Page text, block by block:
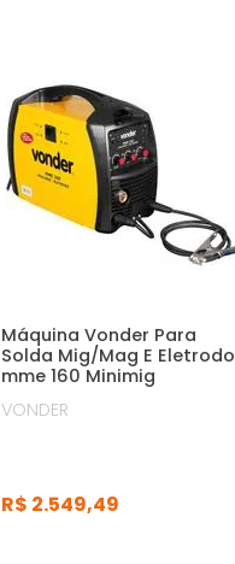
Máquina Vonder Para
Solda Mig/Mag E Eletrodo
mme 160 Minimig
VONDER
R$ 2.549,49